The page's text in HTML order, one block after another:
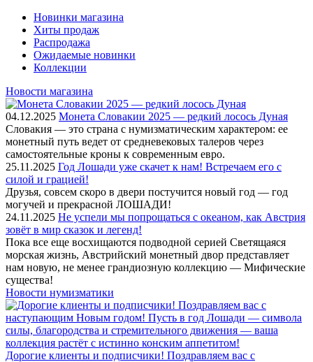
Новинки магазина
Хиты продаж
Распродажа
Ожидаемые новинки
Коллекции
Новости магазина
04.12.2025 Монета Словакии 2025 — редкий лосось Дуная
Словакия — это страна с нумизматическим характером: ее
монетный путь ведет от средневековых талеров через
самостоятельные кроны к современным евро.
25.11.2025 Год Лошади уже скачет к нам! Встречаем его с
силой и грацией!
Друзья, совсем скоро в двери постучится новый год — год
могучей и прекрасной ЛОШАДИ!
24.11.2025 Не успели мы попрощаться с океаном, как Австрия
зовёт в мир сказок и легенд!
Пока все еще восхищаются подводной серией Светящаяся
морская жизнь, Австрийский монетный двор представляет
нам новую, не менее грандиозную коллекцию — Мифические
существа!
Новости нумизматики
Дорогие клиенты и подписчики! Поздравляем вас с